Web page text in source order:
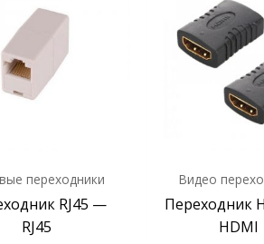
переходники
RJ45 —
RJ45
Видео
Переходник
HDMI